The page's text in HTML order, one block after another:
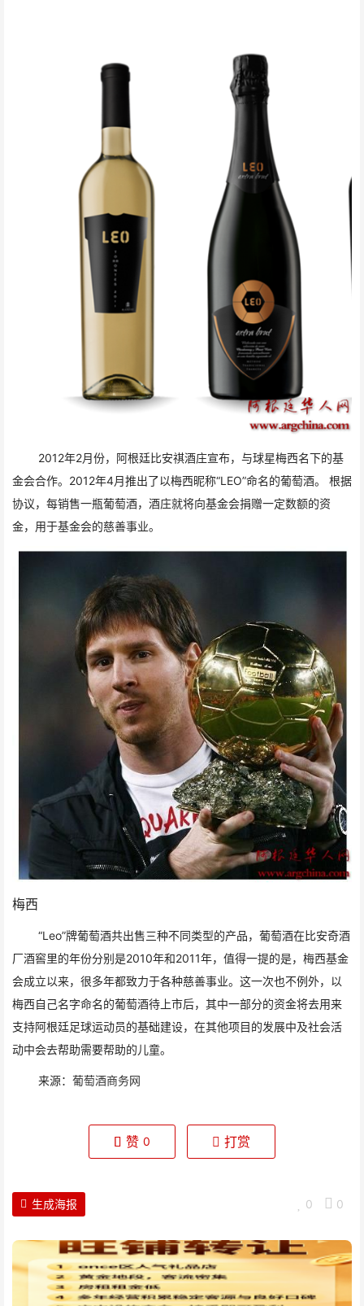
2012年2月份，阿根廷比安祺酒庄宣布，与球星梅西名下的基
金会合作。2012年4月推出了以梅西昵称“LEO”命名的葡萄酒。 根据
协议，每销售一瓶葡萄酒，酒庄就将向基金会捐赠一定数额的资
金，用于基金会的慈善事业。
梅西
“Leo”牌葡萄酒共出售三种不同类型的产品，葡萄酒在比安奇酒
厂酒窖里的年份分别是2010年和2011年，值得一提的是，梅西基金
会成立以来，很多年都致力于各种慈善事业。这一次也不例外，以
梅西自己名字命名的葡萄酒待上市后，其中一部分的资金将去用来
支持阿根廷足球运动员的基础建设，在其他项目的发展中及社会活
动中会去帮助需要帮助的儿童。
来源： 葡萄酒商务网
赞 0 打赏
0 0
生成海报